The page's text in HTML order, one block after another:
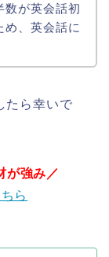
数が英会話初
め、英会話に
たら幸いで
が強み／
ら